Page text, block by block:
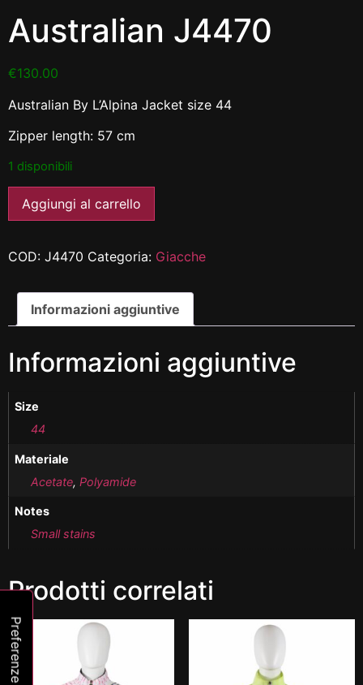
Australian J4470
€130.00
Australian By L’Alpina Jacket size 44
Zipper length: 57 cm
1 disponibili
Aggiungi al carrello
COD: J4470 Categoria: Giacche
Informazioni aggiuntive
Informazioni aggiuntive
Size
44
Materiale
Acetate,Polyamide
Notes
Small stains
Prodotti correlati